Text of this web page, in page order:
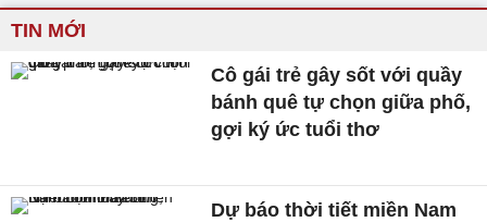
TIN MỚI
Cô gái trẻ gây sốt với quầy
bánh quê tự chọn giữa phố,
gợi ký ức tuổi thơ
Dự báo thời tiết miền Nam